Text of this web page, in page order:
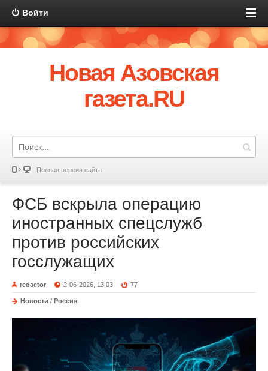
Войти
Новая Азовская
газета.RU
Полная версия сайта
ФСБ вскрыла операцию
иностранных спецслужб
против российских
госслужащих
redactor 2-06-2026, 13:03 77
Новости / Россия